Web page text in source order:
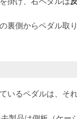
裏側からペダル取
いるペダルは、そ